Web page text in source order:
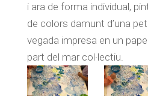
i ara de forma individual,
de colors damunt d’una
vegada impresa en un
part del mar col·lectiu.